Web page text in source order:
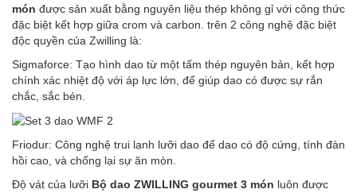
món được sản xuất bằng nguyên liệu thép không gỉ với công thức
đặc biệt kết hợp giữa crom và carbon. trên 2 công nghệ đặc biệt
độc quyền của Zwilling là:
Sigmaforce: Tạo hình dao từ một tấm thép nguyên bản, kết hợp
chính xác nhiệt độ với áp lực lớn, để giúp dao có được sự rắn
chắc, sắc bén.
Friodur: Công nghệ trui lạnh lưỡi dao để dao có độ cứng, tính đàn
hồi cao, và chống lại sự ăn mòn.
Độ vát của lưỡi Bộ dao ZWILLING gourmet 3 món luôn được